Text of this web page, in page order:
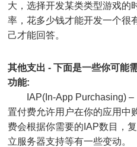
大，选择开发某类类型游戏的
率，花多少钱才能开发一个很
己才能回答。
其他支出 - 下面是一些你可能
功能:
IAP(In-App Purchasing) –
置付费允许用户在你的应用中
费会根据你需要的IAP数目，
立服务器支持等有一些变动。